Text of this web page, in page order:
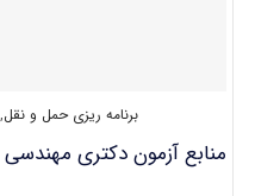
برنامه ریزی حمل و نقل
منابع آزمون دکتری